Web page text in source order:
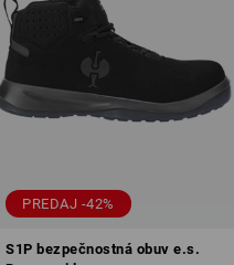
PREDAJ -42%
S1P bezpečnostná obuv e.s.